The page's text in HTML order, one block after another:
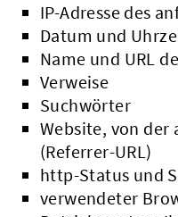
IP-Adresse des
Datum und
Name und URL
Verweise
Suchwörter
Website, von
(Referrer-URL)
http-Status und
verwendeter